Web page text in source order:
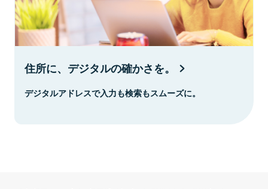
住所に、デジタルの確かさを。
デジタルアドレスで入力も検索もスムーズに。